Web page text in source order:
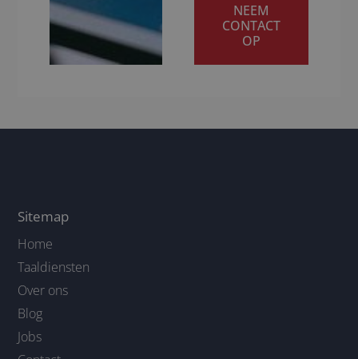
NEEM
CONTACT
OP
Sitemap
Home
Taaldiensten
Over ons
Blog
Jobs